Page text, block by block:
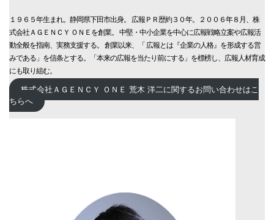
１９６５年生まれ。静岡県下田市出身。 広報ＰＲ歴約３０年。２００６年８月、株
式会社ＡＧＥＮＣＹ ＯＮＥを創業。 中堅・中小企業を中心に広報戦略立案や広報活
動全般を指南、実務支援する。 創業以来、「 広報とは『企業の人格』を形成する営
みである」を信条とする。「本来の広報を当たり前にする」を標榜し、広報人材育成
にも取り組む。
株式会社ＡＧＥＮＣＹ ＯＮＥ 荒木 洋二に関するお問い合わせはこ
ちらへ